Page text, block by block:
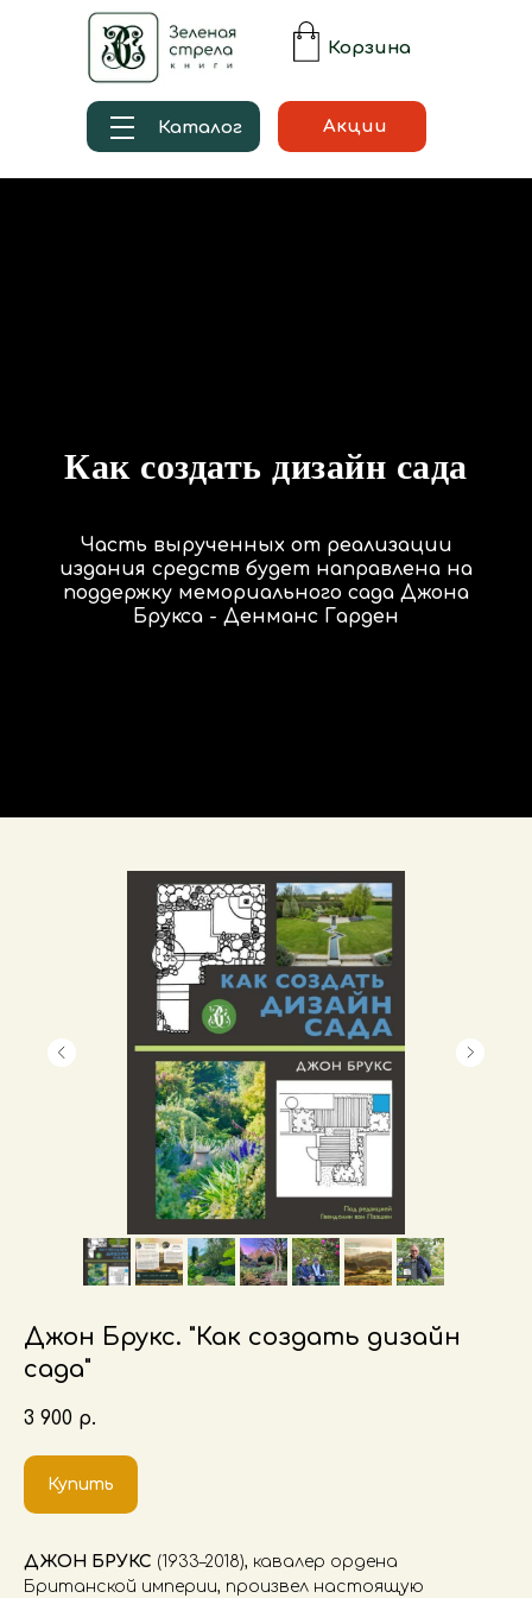
Каталог Акции
Корзина
Как создать дизайн сада
Часть вырученных от реализации
издания средств будет направлена на
поддержку мемориального сада Джона
Брукса - Денманс Гарден
Джон Брукс. "Как создать дизайн
сада"
3 900 р.
Купить
ДЖОН БРУКС (1933–2018), кавалер ордена
Британской империи, произвел настоящую